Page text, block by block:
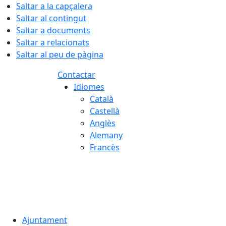
Saltar a la capçalera
Saltar al contingut
Saltar a documents
Saltar a relacionats
Saltar al peu de pàgina
Contactar
Idiomes
Català
Castellà
Anglès
Alemany
Francès
Ajuntament